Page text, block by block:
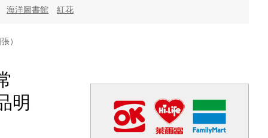
海洋圖書館 紅花
）
明